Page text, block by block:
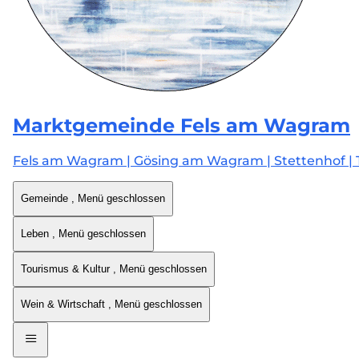
Marktgemeinde Fels am Wagram
Fels am Wagram | Gösing am Wagram | Stettenhof |
Gemeinde , Menü geschlossen
Leben , Menü geschlossen
Tourismus & Kultur , Menü geschlossen
Wein & Wirtschaft , Menü geschlossen